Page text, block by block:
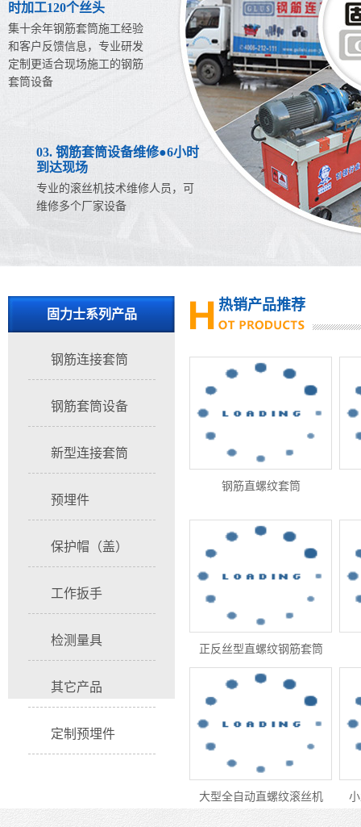
时加工120个丝头
集十余年钢筋套筒施工经验
和客户反馈信息，专业研发
定制更适合现场施工的钢筋
套筒设备
03. 钢筋套筒设备维修●6小时
到达现场
专业的滚丝机技术维修人员，可
维修多个厂家设备
固力士系列产品
钢筋连接套筒
钢筋套筒设备
新型连接套筒
预埋件
保护帽（盖）
工作扳手
检测量具
其它产品
定制预埋件
热销产品推荐
钢筋直螺纹套筒
正反丝型直螺纹钢筋套筒
可焊性套筒
大型全自动直螺纹滚丝机